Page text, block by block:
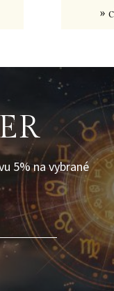
»
5% na vybrané